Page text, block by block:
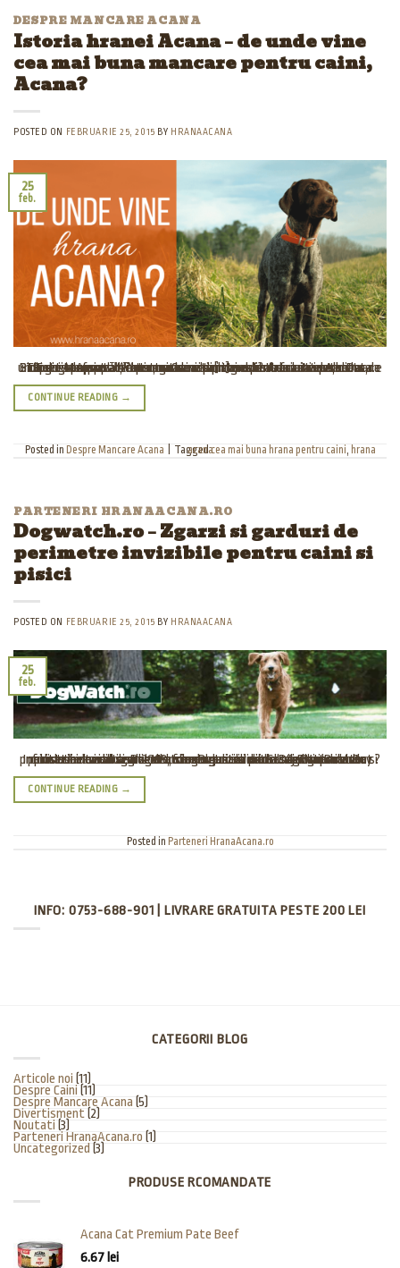
DESPRE MANCARE ACANA
Istoria hranei Acana – de unde vine
cea mai buna mancare pentru caini,
Acana?
POSTED ON FEBRUARIE 25, 2015 BY HRANAACANA
25
feb.
Tweet Mancarea Acana nu necesita introducere foarte detalitata. Este cunoscut in intreaga lume pentru calitatea lui superioara. Stapanii responsabili stiu, ca aceasta hrana pentru caini este o hrana Biologic Apropiat™, construit doar din ingrediente sanatoase. Dar de unde vine defapt aceasta mancare sanatoasa? Hrana Acana, mancare Biologic Apropiat™ pentru caini si pisici este fabricat in Alberta, Canada. [...]
CONTINUE READING →
Posted in Despre Mancare Acana Taggedcea mai buna hrana pentru caini,
hrana acana
PARTENERI HRANAACANA.RO
Dogwatch.ro – Zgarzi si garduri de
perimetre invizibile pentru caini si
pisici
POSTED ON FEBRUARIE 25, 2015 BY HRANAACANA
25
feb.
Infiintata inca din anul 2003, firma noastra este unicul importator si distribuitor al sistemelor de garduri invizibile DogWatch si al sistemelor de zgarzi electrice BigLeash din S.U.A. Gardurile de perimetre invizibile DogWatch si zgarzile de dresaj BigLeash sunt produse de inalta calitate, si sunt considerate cele mai vandute produse din acest segment lucru dovedit si prin distinctia Best Buy ?
CONTINUE READING →
Posted in Parteneri HranaAcana.ro
INFO: 0753-688-901 | LIVRARE GRATUITA PESTE 200 LEI
CATEGORII BLOG
Articole noi (11)
Despre Caini (11)
Despre Mancare Acana (5)
Divertisment (2)
Noutati (3)
Parteneri HranaAcana.ro (1)
Uncategorized (3)
PRODUSE RCOMANDATE
Acana Cat Premium Pate Beef
6.67 lei